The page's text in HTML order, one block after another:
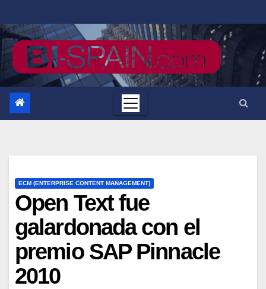
al
contenido
ECM (ENTERPRISE CONTENT MANAGEMENT)
Open Text fue
galardonada con el
premio SAP Pinnacle
2010